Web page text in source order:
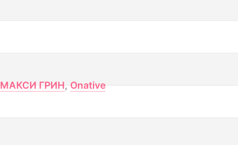
МАКСИ ГРИН, Onative